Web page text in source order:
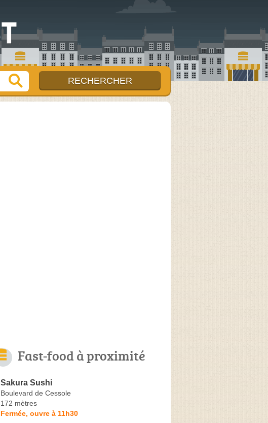
Fast-food à proximité
Sakura Sushi
Boulevard de Cessole
172 mètres
Fermée, ouvre à 11h30